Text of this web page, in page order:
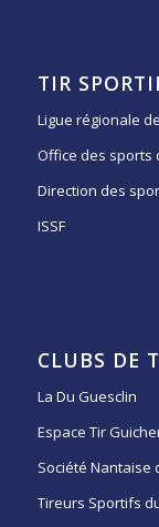
TIR
Ligue régionale
Office des sports
Direction des
ISSF
CLUBS DE
La Du Guesclin
Espace Tir
Société Nantaise
Tireurs Sportifs